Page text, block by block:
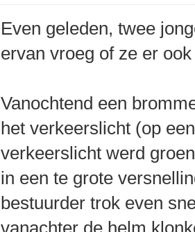
Even geleden, twee
ervan vroeg of ze er
Vanochtend een
het verkeerslicht (op
verkeerslicht werd
in een te grote
bestuurder trok even
vanachter de helm